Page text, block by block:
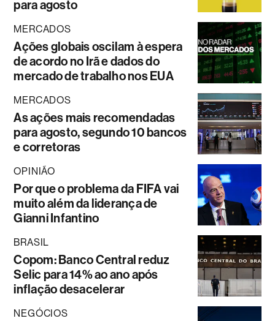
para agosto
MERCADOS
Ações globais oscilam à espera
de acordo no Irã e dados do
mercado de trabalho nos EUA
MERCADOS
As ações mais recomendadas
para agosto, segundo 10 bancos
e corretoras
OPINIÃO
Por que o problema da FIFA vai
muito além da liderança de
Gianni Infantino
BRASIL
Copom: Banco Central reduz
Selic para 14% ao ano após
inflação desacelerar
NEGÓCIOS